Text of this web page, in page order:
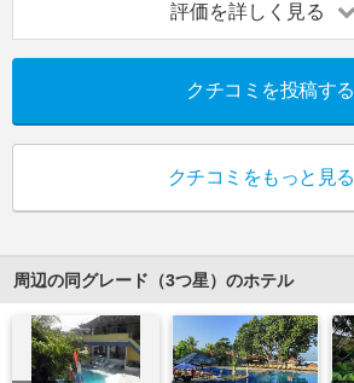
評価を詳しく見る
クチコミを投稿する
クチコミをもっと見る
周辺の同グレード（3つ星）のホテル